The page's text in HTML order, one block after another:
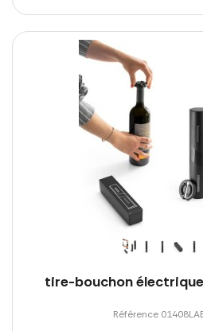
tire-bouchon
Référence